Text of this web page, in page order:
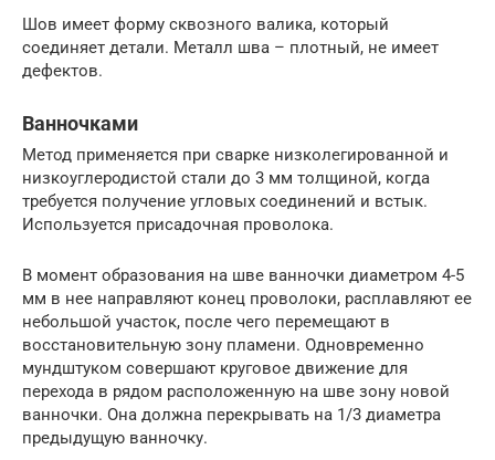
Шов имеет форму сквозного валика, который
соединяет детали. Металл шва – плотный, не имеет
дефектов.
Ванночками
Метод применяется при сварке низколегированной и
низкоуглеродистой стали до 3 мм толщиной, когда
требуется получение угловых соединений и встык.
Используется присадочная проволока.
В момент образования на шве ванночки диаметром 4-5
мм в нее направляют конец проволоки, расплавляют ее
небольшой участок, после чего перемещают в
восстановительную зону пламени. Одновременно
мундштуком совершают круговое движение для
перехода в рядом расположенную на шве зону новой
ванночки. Она должна перекрывать на 1/3 диаметра
предыдущую ванночку.